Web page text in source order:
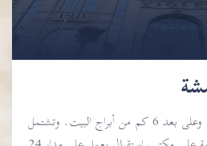
يقع على بعد 5 كم من حراء، وعلى بعد 6 كم من أبراج البيت. وتشتمل